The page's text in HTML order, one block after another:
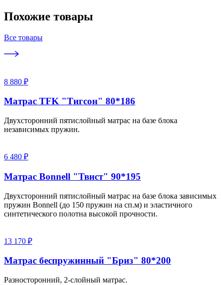
Похожие товары
Все товары
8 880 ₽
Матрас TFK "Тигсон" 80*186
Двухсторонний пятислойный матрас на базе блока
независимых пружин.
6 480 ₽
Матрас Bonnell "Твист" 90*195
Двухсторонний пятислойный матрас на базе блока зависимых
пружин Bonnell (до 150 пружин на сп.м) и эластичного
синтетического полотна высокой прочности.
13 170 ₽
Матрас беспружинный "Бриз" 80*200
Разносторонний, 2-слойный матрас.